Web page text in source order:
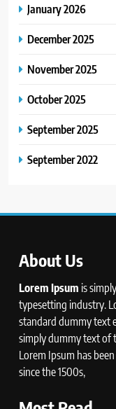
January 2026
December 2025
November 2025
October 2025
September 2025
September 2022
About Us
Lorem Ipsum is
typesetting industry.
standard dummy text
simply dummy text of
Lorem Ipsum has
since the 1500s,